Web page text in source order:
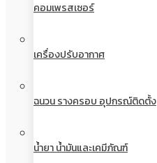
คอมเพรสเซอร์
เครื่องปรับอากาศ
ฉนวน รางครอบ อุปกรณ์ติดตั้ง
น้ำยา น้ำมันและเคมีภัณฑ์